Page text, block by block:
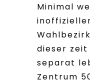
Minimal
dieser
separat
Zentrum